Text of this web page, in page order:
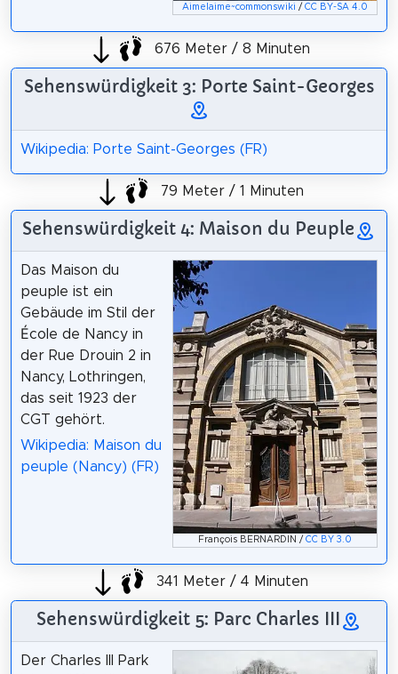
Aimelaime~commonswiki /CC BY-SA 4.0
676 Meter / 8 Minuten
Sehenswürdigkeit 3: Porte Saint-Georges
Wikipedia: Porte Saint-Georges (FR)
79 Meter / 1 Minuten
Sehenswürdigkeit 4: Maison du Peuple
François BERNARDIN /CC BY 3.0
Das Maison du
peuple ist ein
Gebäude im Stil der
École de Nancy in
der Rue Drouin 2 in
Nancy, Lothringen,
das seit 1923 der
CGT gehört.
Wikipedia: Maison du
peuple (Nancy) (FR)
341 Meter / 4 Minuten
Sehenswürdigkeit 5: Parc Charles III
Der Charles III Park